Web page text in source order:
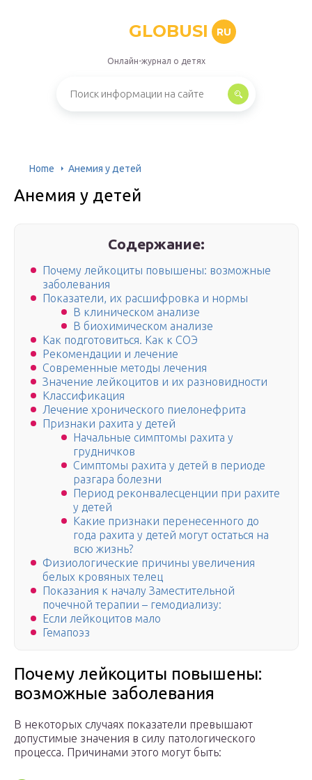
GLOBUSI RU
Онлайн-журнал о детях
Home Анемия у детей
Анемия у детей
Содержание:
Почему лейкоциты повышены: возможные
заболевания
Показатели, их расшифровка и нормы
В клиническом анализе
В биохимическом анализе
Как подготовиться. Как к СОЭ
Рекомендации и лечение
Современные методы лечения
Значение лейкоцитов и их разновидности
Классификация
Лечение хронического пиелонефрита
Признаки рахита у детей
Начальные симптомы рахита у
грудничков
Симптомы рахита у детей в периоде
разгара болезни
Период реконвалесценции при рахите
у детей
Какие признаки перенесенного до
года рахита у детей могут остаться на
всю жизнь?
Физиологические причины увеличения
белых кровяных телец
Показания к началу Заместительной
почечной терапии – гемодиализу:
Если лейкоцитов мало
Гемапоэз
Почему лейкоциты повышены:
возможные заболевания
В некоторых случаях показатели превышают
допустимые значения в силу патологического
процесса. Причинами этого могут быть: